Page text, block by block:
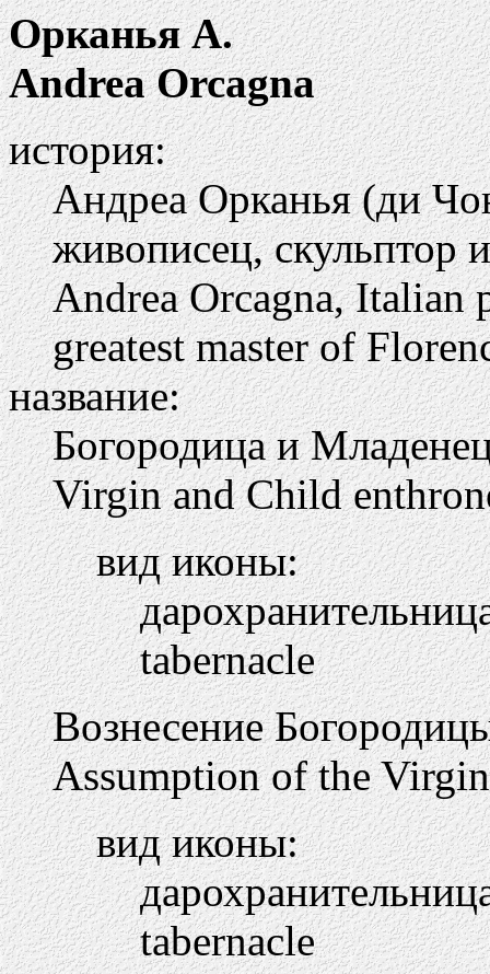
Орканья А.
Andrea Orcagna
история:
Андреа Орканья (ди
живописец, скульптор
Andrea Orcagna, Italian
greatest master of
название:
Богородица и
Virgin and Child
вид иконы:
tabernacle
Вознесение
Assumption of the Virgin
вид иконы:
tabernacle